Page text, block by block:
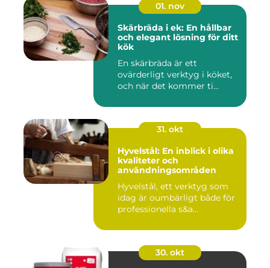
01. nov
Skärbräda i ek: En hållbar
och elegant lösning för ditt
kök
En skärbräda är ett
ovärderligt verktyg i köket,
och när det kommer ti...
31. okt
Hyvelstål: En inblick i olika
kvaliteter och
användningsområden
Hyvelstål, ett verktyg som
idag är oumbärligt både för
professionella s&a...
30. okt